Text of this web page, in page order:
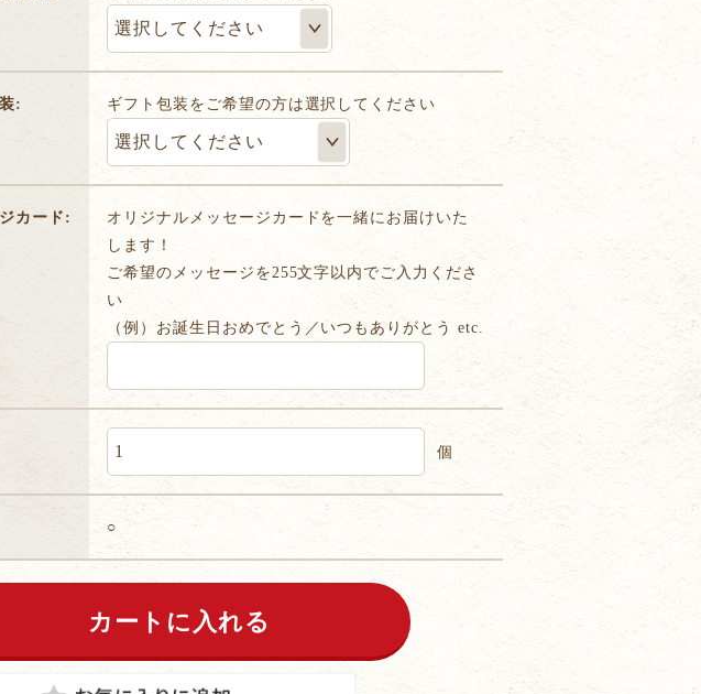
: ギフト包装をご希望の方は選択してください
カード:
オリジナルメッセージカードを一緒にお届けいた
します！
ご希望のメッセージを255文字以内でご入力くださ
い
（例）お誕生日おめでとう／いつもありがとう etc.
個
○